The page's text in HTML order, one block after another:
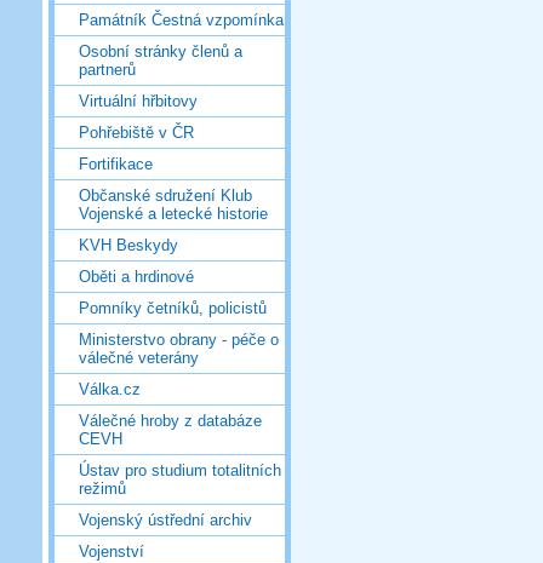
Památník Čestná vzpomínka
Osobní stránky členů a
partnerů
Virtuální hřbitovy
Pohřebiště v ČR
Fortifikace
Občanské sdružení Klub
Vojenské a letecké historie
KVH Beskydy
Oběti a hrdinové
Pomníky četníků, policistů
Ministerstvo obrany - péče o
válečné veterány
Válka.cz
Válečné hroby z databáze
CEVH
Ústav pro studium totalitních
režimů
Vojenský ústřední archiv
Vojenství